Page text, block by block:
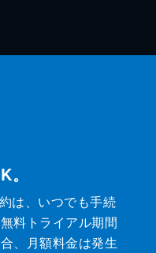
は、いつでも手続
料トライアル期間
、月額料金は発生